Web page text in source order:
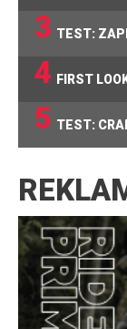
3 TEST:
4 FIRST
5 TEST: